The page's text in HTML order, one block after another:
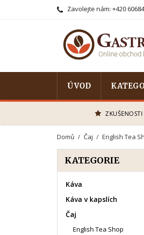
Zavolejte nám: +420
ÚVOD
Domů Čaj English Tea
KATEGORIE
Káva
Káva v kapslích
Čaj
English Tea Shop